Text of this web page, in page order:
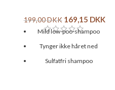
199,00DKK 169,15 DKK
Mild low-poo-shampoo
Tynger ikke håret ned
Sulfatfri shampoo